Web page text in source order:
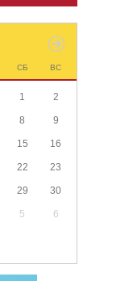
СБ ВС
1 2
8 9
15 16
22 23
29 30
5 6